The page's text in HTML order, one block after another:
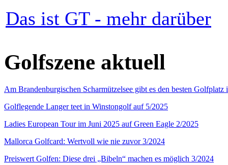
Das ist GT - mehr darüber
Golfszene aktuell
Am Brandenburgischen Scharmützelsee gibt es den besten
Golflegende Langer teet in Winstongolf auf 5/2025
Ladies European Tour im Juni 2025 auf Green Eagle 2/2025
Mallorca Golfcard: Wertvoll wie nie zuvor 3/2024
Preiswert Golfen: Diese drei „Bibeln“ machen es möglich 3/2024